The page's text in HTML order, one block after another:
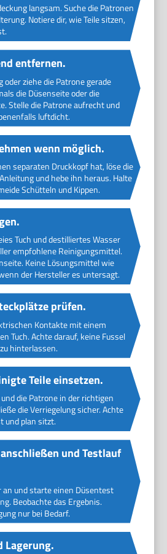
langsam. Suche die Patronen
Notiere dir, wie Teile sitzen,
entfernen.
oder ziehe die Patrone gerade
die Düsenseite oder die
Stelle die Patrone aufrecht und
luftdicht.
wenn möglich.
separaten Druckkopf hat, löse die
und hebe ihn heraus. Halte
Schütteln und Kippen.
Tuch und destilliertes Wasser
empfohlene Reinigungsmittel.
Keine Lösungsmittel wie
der Hersteller es untersagt.
prüfen.
Kontakte mit einem
Tuch. Achte darauf, keine Fussel
hinterlassen.
Teile einsetzen.
die Patrone in der richtigen
die Verriegelung sicher. Achte
und plan sitzt.
und Testlauf
an und starte einen Düsentest
Beobachte das Ergebnis.
nur bei Bedarf.
Lagerung.